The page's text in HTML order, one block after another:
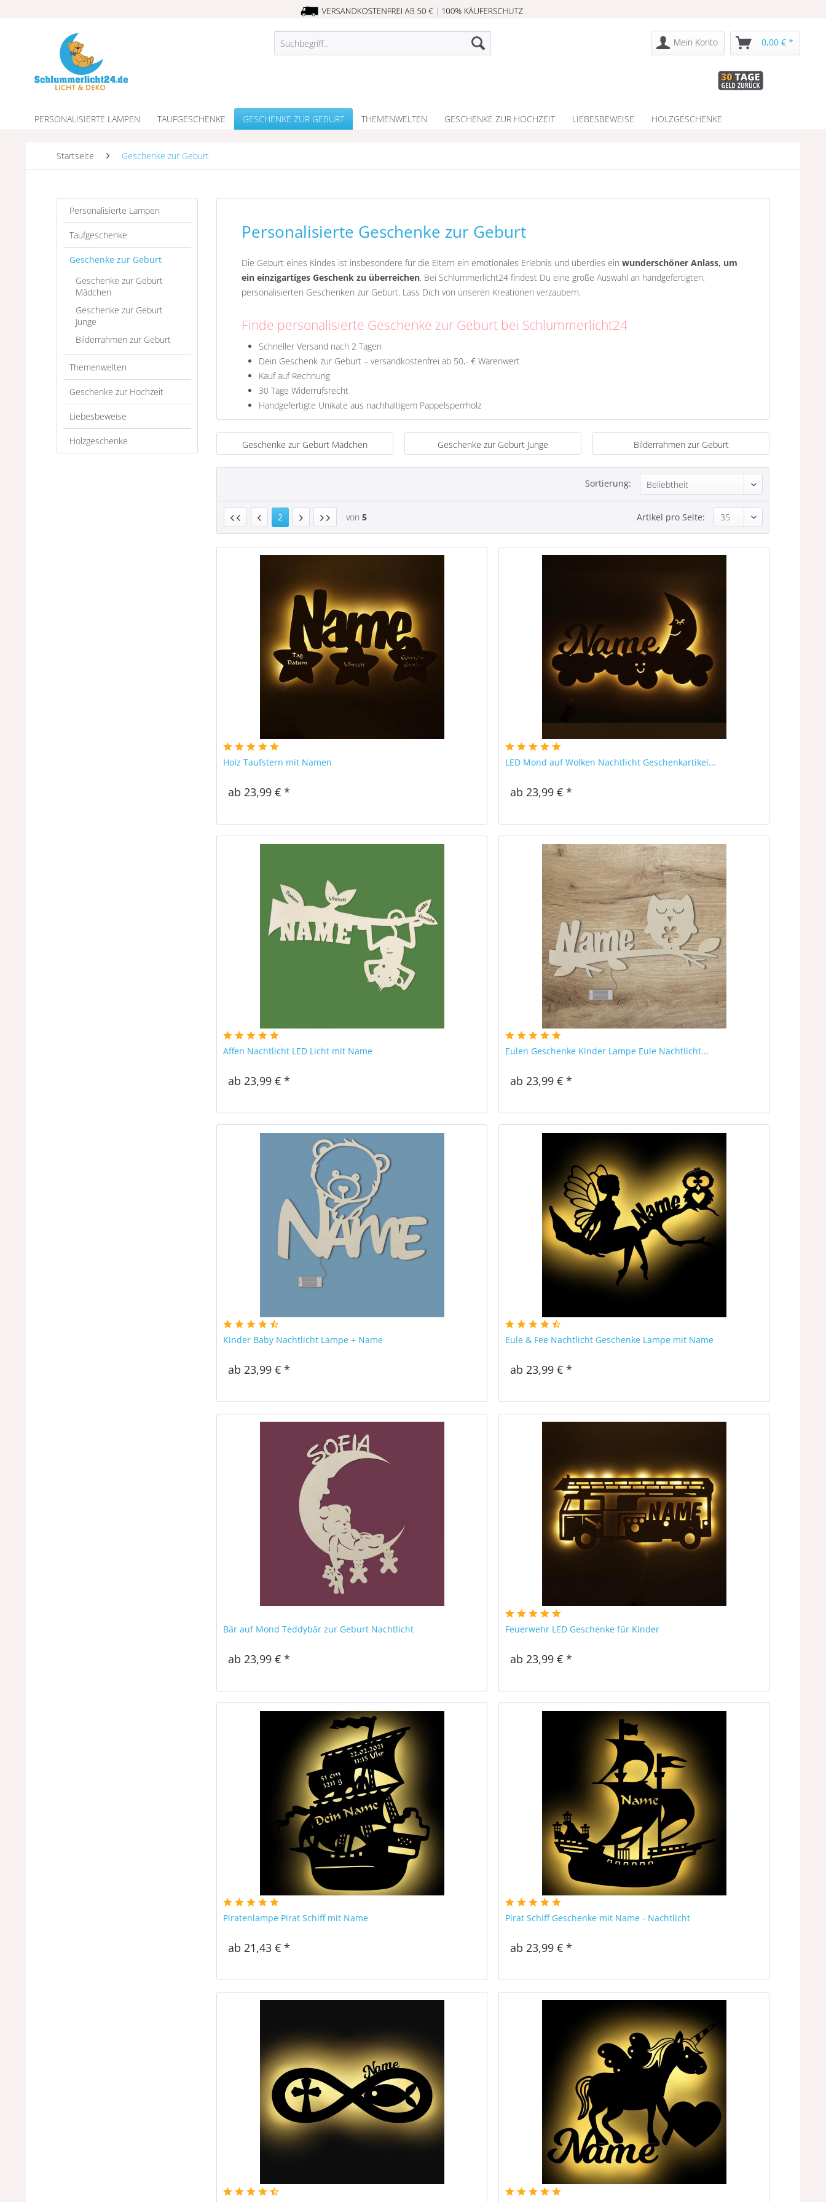
Mein Konto 0,00 € *
PERSONALISIERTE LAMPEN TAUFGESCHENKE GESCHENKE ZUR GEBURT THEMENWELTEN GESCHENKE ZUR HOCHZEIT LIEBESBEWEISE HOLZGESCHENKE
Startseite Geschenke zur Geburt
Personalisierte Lampen
Taufgeschenke
Geschenke zur Geburt
Geschenke zur Geburt
Mädchen
Geschenke zur Geburt
Junge
Bilderrahmen zur Geburt
Themenwelten
Geschenke zur Hochzeit
Liebesbeweise
Holzgeschenke
Personalisierte Geschenke zur Geburt
Die Geburt eines Kindes ist insbesondere für die Eltern ein emotionales Erlebnis und überdies ein wunderschöner Anlass, um
ein einzigartiges Geschenk zu überreichen. Bei Schlummerlicht24 findest Du eine große Auswahl an handgefertigten,
personalisierten Geschenken zur Geburt. Lass Dich von unseren Kreationen verzaubern.
Finde personalisierte Geschenke zur Geburt bei Schlummerlicht24
Schneller Versand nach 2 Tagen
Dein Geschenk zur Geburt – versandkostenfrei ab 50,- € Warenwert
Kauf auf Rechnung
30 Tage Widerrufsrecht
Handgefertigte Unikate aus nachhaltigem Pappelsperrholz
Geschenke zur Geburt Mädchen Geschenke zur Geburt Junge Bilderrahmen zur Geburt
Sortierung:
2 von 5 Artikel pro Seite:
Holz Taufstern mit Namen
ab 23,99 € *
LED Mond auf Wolken Nachtlicht Geschenkartikel...
ab 23,99 € *
Affen Nachtlicht LED Licht mit Name
ab 23,99 € *
Eulen Geschenke Kinder Lampe Eule Nachtlicht...
ab 23,99 € *
Kinder Baby Nachtlicht Lampe + Name
ab 23,99 € *
Eule & Fee Nachtlicht Geschenke Lampe mit Name
ab 23,99 € *
Bär auf Mond Teddybär zur Geburt Nachtlicht
ab 23,99 € *
Feuerwehr LED Geschenke für Kinder
ab 23,99 € *
Piratenlampe Pirat Schiff mit Name
ab 21,43 € *
Pirat Schiff Geschenke mit Name - Nachtlicht
ab 23,99 € *